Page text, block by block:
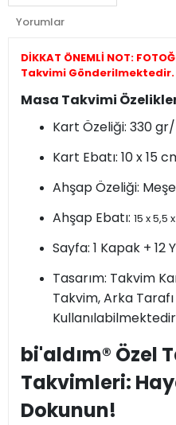
Yorumlar
DİKKAT ÖNEMLİ NOT:
Takvimi
Masa Takvimi
Kart Özeliği: 330
Kart Ebatı: 10 x 15
Ahşap Özeliği:
Ahşap Ebatı: 15 x 5,5
Sayfa: 1 Kapak + 12
Tasarım: Takvim
Takvim, Arka
bi'aldım® Özel
Takvimleri:
Dokunun!